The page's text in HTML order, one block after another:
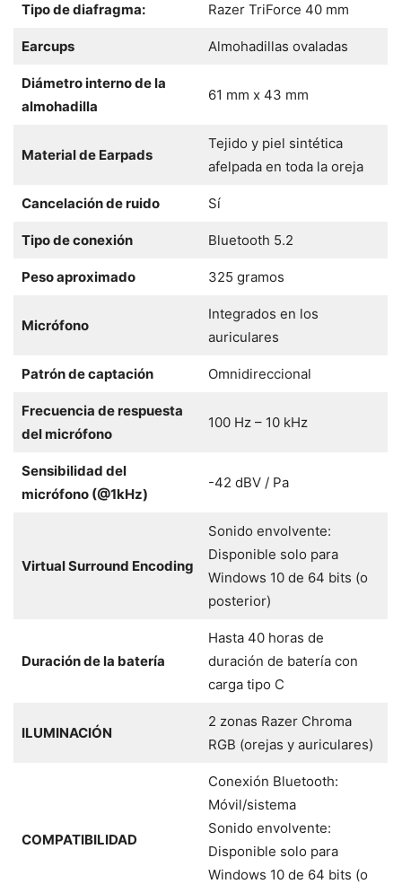
Tipo de diafragma: Razer TriForce 40 mm
Earcups Almohadillas ovaladas
Diámetro interno de la
almohadilla
61 mm x 43 mm
Material de Earpads
Tejido y piel sintética
afelpada en toda la oreja
Cancelación de ruido Sí
Tipo de conexión Bluetooth 5.2
Peso aproximado 325 gramos
Micrófono
Integrados en los
auriculares
Patrón de captación Omnidireccional
Frecuencia de respuesta
del micrófono
100 Hz – 10 kHz
Sensibilidad del
micrófono (@1kHz)
-42 dBV / Pa
Virtual Surround Encoding
Sonido envolvente:
Disponible solo para
Windows 10 de 64 bits (o
posterior)
Duración de la batería
Hasta 40 horas de
duración de batería con
carga tipo C
ILUMINACIÓN
2 zonas Razer Chroma
RGB (orejas y auriculares)
COMPATIBILIDAD
Conexión Bluetooth:
Móvil/sistema
Sonido envolvente:
Disponible solo para
Windows 10 de 64 bits (o